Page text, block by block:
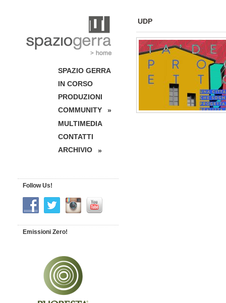
UDP
SPAZIO GERRA
IN CORSO
PRODUZIONI
COMMUNITY
»
MULTIMEDIA
CONTATTI
ARCHIVIO
»
Follow Us!
Emissioni Zero!